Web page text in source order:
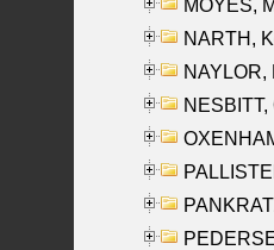
MOYES,
NARTH,
NAYLOR,